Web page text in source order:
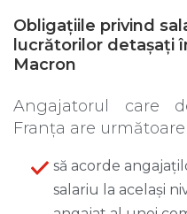
Obligațiile privind
lucrătorilor detașați
Macron
Angajatorul care
Franța are
să acorde
salariu la același